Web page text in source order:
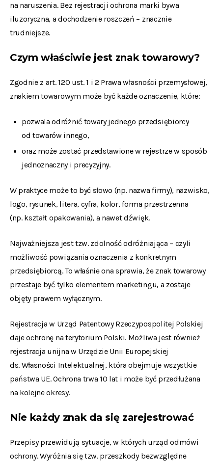
na naruszenia. Bez rejestracji ochrona marki bywa
iluzoryczna, a dochodzenie roszczeń – znacznie
trudniejsze.
Czym właściwie jest znak towarowy?
Zgodnie z art. 120 ust. 1 i 2 Prawa własności przemysłowej,
znakiem towarowym może być każde oznaczenie, które:
pozwala odróżnić towary jednego przedsiębiorcy
od towarów innego,
oraz może zostać przedstawione w rejestrze w sposób
jednoznaczny i precyzyjny.
W praktyce może to być słowo (np. nazwa firmy), nazwisko,
logo, rysunek, litera, cyfra, kolor, forma przestrzenna
(np. kształt opakowania), a nawet dźwięk.
Najważniejsza jest tzw. zdolność odróżniająca – czyli
możliwość powiązania oznaczenia z konkretnym
przedsiębiorcą. To właśnie ona sprawia, że znak towarowy
przestaje być tylko elementem marketingu, a zostaje
objęty prawem wyłącznym.
Rejestracja w Urząd Patentowy Rzeczypospolitej Polskiej
daje ochronę na terytorium Polski. Możliwa jest również
rejestracja unijna w Urzędzie Unii Europejskiej
ds. Własności Intelektualnej, która obejmuje wszystkie
państwa UE. Ochrona trwa 10 lat i może być przedłużana
na kolejne okresy.
Nie każdy znak da się zarejestrować
Przepisy przewidują sytuacje, w których urząd odmówi
ochrony. Wyróżnia się tzw. przeszkody bezwzględne